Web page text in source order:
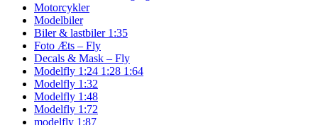
Motorcykler
Modelbiler
Biler & lastbiler 1:35
Foto Æts – Fly
Decals & Mask – Fly
Modelfly 1:24 1:28 1:64
Modelfly 1:32
Modelfly 1:48
Modelfly 1:72
modelfly 1:87